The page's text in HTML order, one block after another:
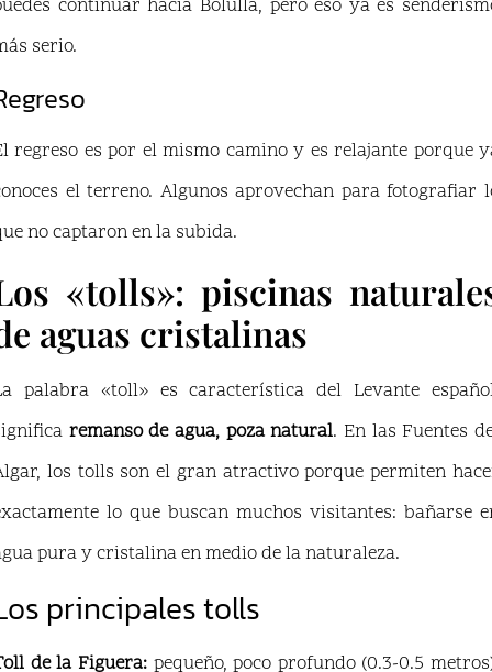
continuar hacia Bolulla, pero eso ya es
serio.
regreso es por el mismo camino y es relajante porque
el terreno. Algunos aprovechan para fotografiar
no captaron en la subida.
«tolls»: piscinas
aguas cristalinas
palabra «toll» es característica del Levante
remanso de agua, poza natural. En las Fuentes
los tolls son el gran atractivo porque permiten
lo que buscan muchos visitantes: bañarse
pura y cristalina en medio de la naturaleza.
principales tolls
de la Figuera:pequeño, poco profundo (0.3-0.5